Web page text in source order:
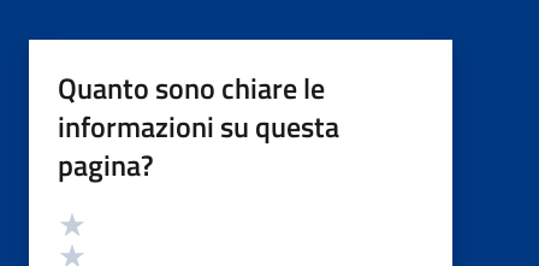
Quanto sono chiare le
informazioni su questa
pagina?
Valutazione